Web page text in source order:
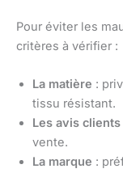
Pour éviter les
critères à vérifier :
La matière :
tissu résistant.
Les avis clients
vente.
La marque :